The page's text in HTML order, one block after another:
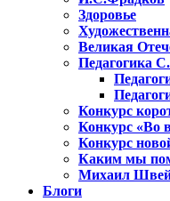
Здоровье
Великая
Педагогика
Конкурс
Конкурс «Во
Конкурс
Каким мы
Михаил
Блоги